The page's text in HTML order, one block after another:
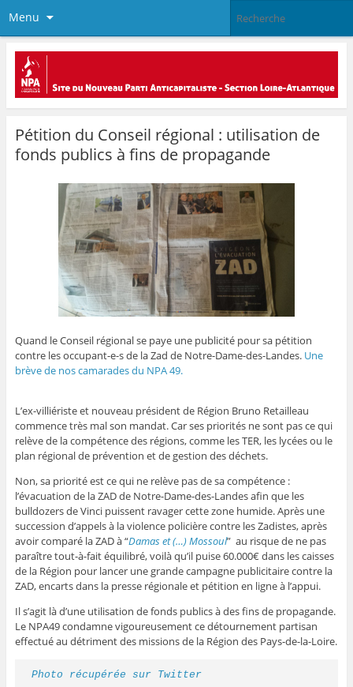
Menu
Pétition du Conseil régional : utilisation de
fonds publics à fins de propagande
Quand le Conseil régional se paye une publicité pour sa pétition
contre les occupant-e-s de la Zad de Notre-Dame-des-Landes. Une
brève de nos camarades du NPA 49.
L’ex-villiériste et nouveau président de Région Bruno Retailleau
commence très mal son mandat.Car ses priorités ne sont pas ce qui
relève de la compétence des régions, comme les TER, les lycées ou le
plan régional de prévention et de gestion des déchets.
Non, sa priorité est ce qui ne relève pas de sa compétence :
l’évacuation de la ZAD de Notre-Dame-des-Landes afin que les
bulldozers de Vinci puissent ravager cette zone humide. Après une
succession d’appels à la violence policière contre les Zadistes, après
avoir comparé la ZAD à “Damas et (…) Mossoul” au risque de ne pas
paraître tout-à-fait équilibré, voilà qu’il puise 60.000€ dans les caisses
de la Région pour lancer une grande campagne publicitaire contre la
ZAD, encarts dans la presse régionale et pétition en ligne à l’appui.
Il s’agit là d’une utilisation de fonds publics à des fins de propagande.
Le NPA49 condamne vigoureusement ce détournement partisan
effectué au détriment des missions de la Région des Pays-de-la-Loire.
Photo récupérée sur Twitter